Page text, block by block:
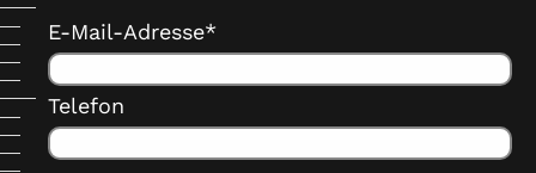
E-Mail-Adresse*
Telefon